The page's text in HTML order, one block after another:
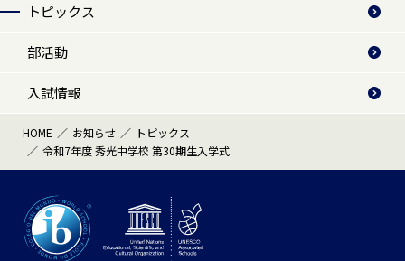
トピックス
部活動
入試情報
HOME お知らせ
トピックス
令和7年度 秀光中学校 第30期生入学式